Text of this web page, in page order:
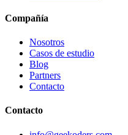
Compañía
Nosotros
Casos de estudio
Blog
Partners
Contacto
Contacto